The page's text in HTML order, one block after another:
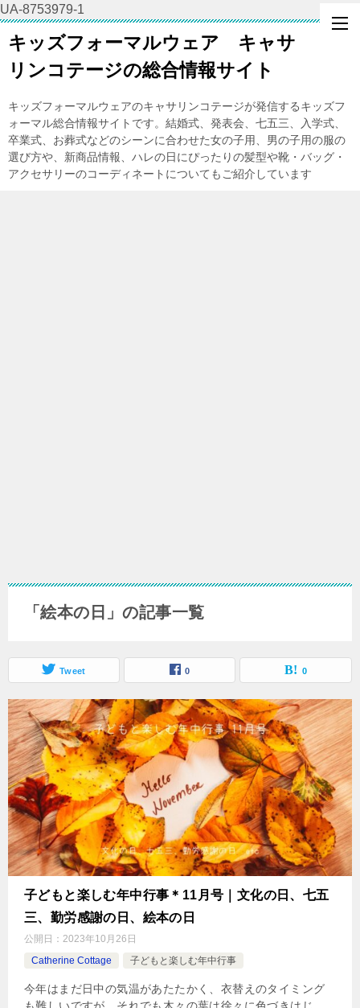
UA-8753979-1
キッズフォーマルウェア キャサ
リンコテージの総合情報サイト
キッズフォーマルウェアのキャサリンコテージが発信するキッズフ
ォーマル総合情報サイトです。結婚式、発表会、七五三、入学式、
卒業式、お葬式などのシーンに合わせた女の子用、男の子用の服の
選び方や、新商品情報、ハレの日にぴったりの髪型や靴・バッグ・
アクセサリーのコーディネートについてもご紹介しています
「絵本の日」の記事一覧
Tweet 0 0
子どもと楽しむ年中行事＊11月号｜文化の日、七五
三、勤労感謝の日、絵本の日
公開日： 2023年10月26日
Catherine Cottage
子どもと楽しむ年中行事
今年はまだ日中の気温があたたかく、衣替えのタイミング